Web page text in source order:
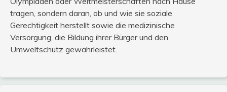
tragen, sondern daran, ob und wie sie soziale
Gerechtigkeit herstellt sowie die medizinische
Versorgung, die Bildung ihrer Bürger und den
Umweltschutz gewährleistet.